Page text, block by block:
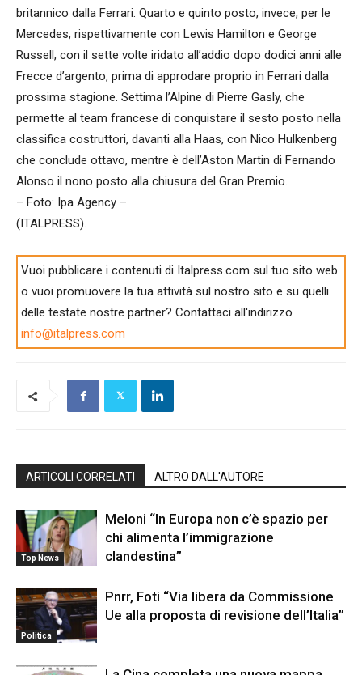
britannico dalla Ferrari. Quarto e quinto posto, invece, per le
Mercedes, rispettivamente con Lewis Hamilton e George
Russell, con il sette volte iridato all’addio dopo dodici anni alle
Frecce d’argento, prima di approdare proprio in Ferrari dalla
prossima stagione. Settima l’Alpine di Pierre Gasly, che
permette al team francese di conquistare il sesto posto nella
classifica costruttori, davanti alla Haas, con Nico Hulkenberg
che conclude ottavo, mentre è dell’Aston Martin di Fernando
Alonso il nono posto alla chiusura del Gran Premio.
– Foto: Ipa Agency –
(ITALPRESS).
Vuoi pubblicare i contenuti di Italpress.com sul tuo sito web
o vuoi promuovere la tua attività sul nostro sito e su quelli
delle testate nostre partner? Contattaci all'indirizzo
info@italpress.com
ARTICOLI CORRELATI ALTRO DALL'AUTORE
Top News
Meloni “In Europa non c’è spazio per
chi alimenta l’immigrazione
clandestina”
Politica
Pnrr, Foti “Via libera da Commissione
Ue alla proposta di revisione dell’Italia”